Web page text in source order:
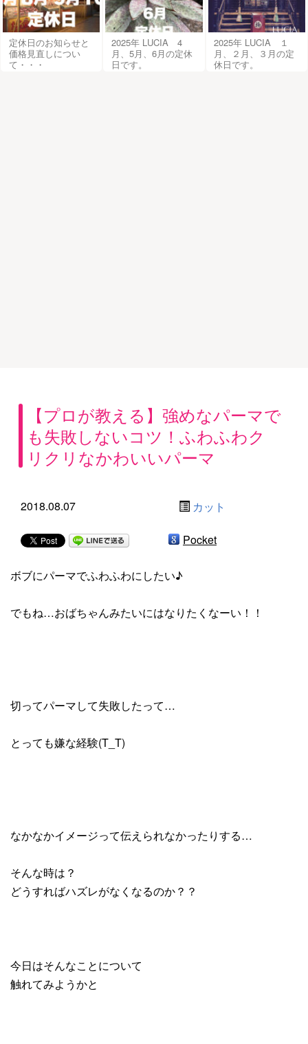
定休日のお知らせと
価格見直しについ
て・・・
2025年 LUCIA 4
月、5月、6月の定休
日です。
2025年 LUCIA １
月、２月、３月の定
休日です。
【プロが教える】強めなパーマで
も失敗しないコツ！ふわふわク
リクリなかわいいパーマ
2018.08.07 カット
Pocket
ボブにパーマでふわふわにしたい♪
でもね…おばちゃんみたいにはなりたくなーい！！
切ってパーマして失敗したって…
とっても嫌な経験(T_T)
なかなかイメージって伝えられなかったりする…
そんな時は？
どうすればハズレがなくなるのか？？
今日はそんなことについて
触れてみようかと